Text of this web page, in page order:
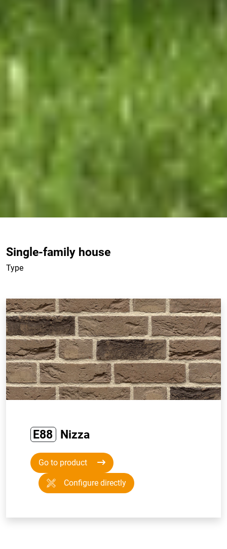
Single-family house
Type
E88 Nizza
Go to product
Configure directly